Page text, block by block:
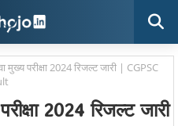
मुख्य परीक्षा 2024 रिजल्ट जारी | CGPSC
2024 रिजल्ट जारी